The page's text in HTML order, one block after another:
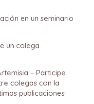
en un seminario
un colega
– Participe
colegas con la
publicaciones